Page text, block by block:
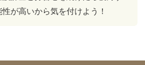
性が高いから気を付けよう！